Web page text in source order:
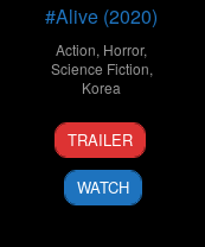
#Alive (2020)
Action, Horror,
Science Fiction,
Korea
24
Jun
2020
Cho
Il
TRAILER
WATCH